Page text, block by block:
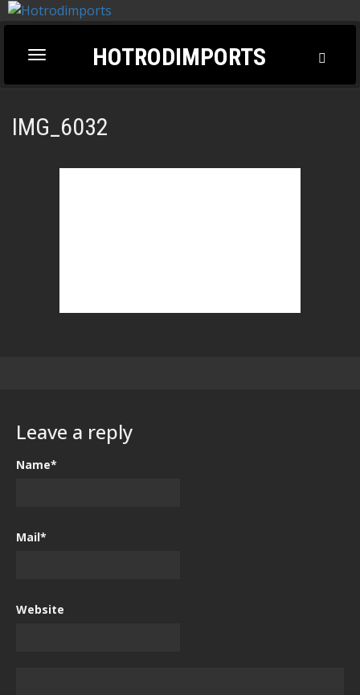
Toggle
navigation
HOTRODIMPORTS
IMG_6032
Leave a reply
Name*
Mail*
Website